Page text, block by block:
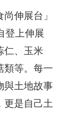
伸展台」
登上伸展
仁、玉米
類等。每一
與土地故事
更是自己土